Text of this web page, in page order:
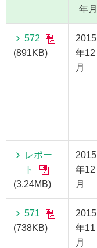
年月
572
(891KB)
2015
年12
月
レポー
ト
(3.24MB)
2015
年12
月
571
(738KB)
2015
年11
月